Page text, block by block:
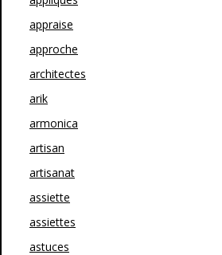
appraise
approche
architectes
arik
armonica
artisan
artisanat
assiette
assiettes
astuces